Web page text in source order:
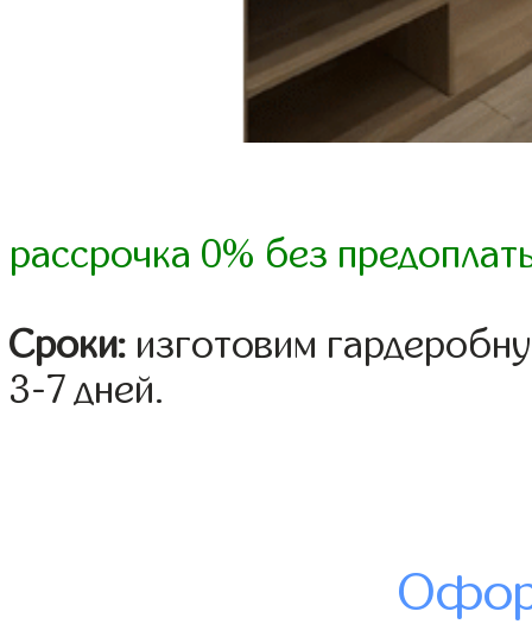
рассрочка 0% без
Сроки: изготовим
3-7 дней.